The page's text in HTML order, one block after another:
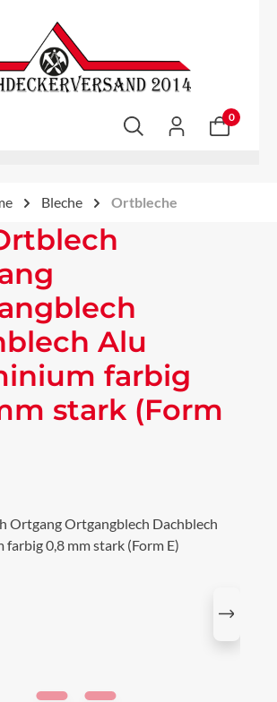
springen
0
Bleche Ortbleche
Alu
farbig
stark (Form